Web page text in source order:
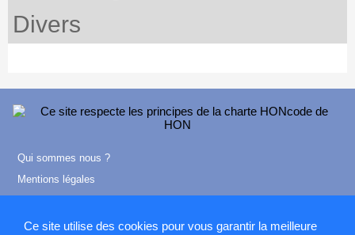
Ce site utilise des cookies pour vous garantir la meilleure
Divers
Qui sommes nous ?
Mentions légales